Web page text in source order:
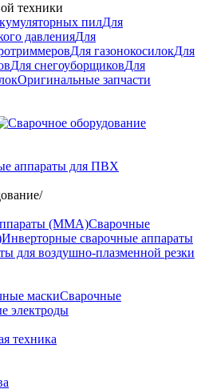
техники
пилДля
давленияДля
Для газонокосилокДля
Для снегоуборщиковДля
Оригинальные запчасти
аппараты для ПВХ
/
(ММА)Сварочные
Инверторные сварочные аппараты
для воздушно-плазменной резки
маскиСварочные
электроды